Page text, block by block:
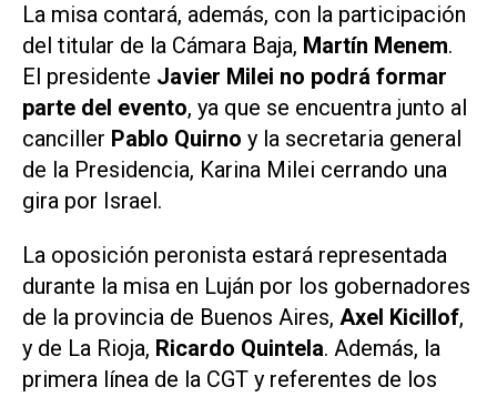
La misa contará, además, con la participación
del titular de la Cámara Baja, Martín Menem.
El presidente Javier Milei no podrá formar
parte del evento, ya que se encuentra junto al
canciller Pablo Quirno y la secretaria general
de la Presidencia, Karina Milei cerrando una
gira por Israel.
La oposición peronista estará representada
durante la misa en Luján por los gobernadores
de la provincia de Buenos Aires, Axel Kicillof,
y de La Rioja, Ricardo Quintela. Además, la
primera línea de la CGT y referentes de los